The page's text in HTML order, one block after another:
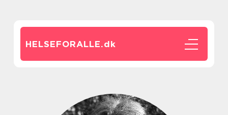
HELSEFORALLE.dk